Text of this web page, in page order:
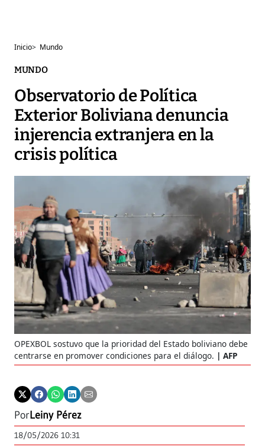
Inicio> Mundo
MUNDO
Observatorio de Política
Exterior Boliviana denuncia
injerencia extranjera en la
crisis política
OPEXBOL sostuvo que la prioridad del Estado boliviano debe
centrarse en promover condiciones para el diálogo.
AFP
PorLeiny Pérez
18/05/2026 10:31